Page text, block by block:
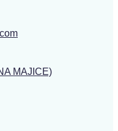
MAJICE)